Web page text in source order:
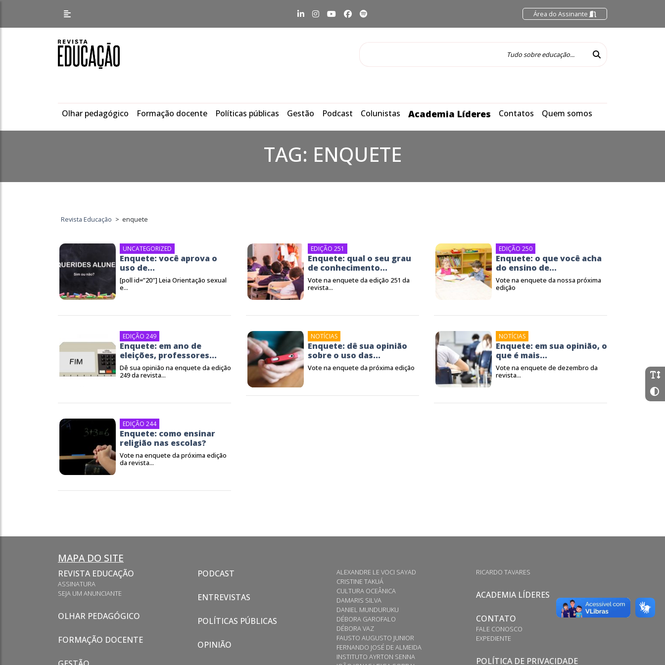
Área do Assinante
Olhar pedagógico Formação docente Políticas públicas Gestão Podcast Colunistas Academia Líderes Contatos Quem somos
TAG: ENQUETE
Revista Educação > enquete
UNCATEGORIZED
Enquete: você aprova o
uso de...
[poll id=”20″] Leia Orientação sexual
e...
EDIÇÃO 251
Enquete: qual o seu grau
de conhecimento...
Vote na enquete da edição 251 da
revista...
EDIÇÃO 250
Enquete: o que você acha
do ensino de...
Vote na enquete da nossa próxima
edição
EDIÇÃO 249
Enquete: em ano de
eleições, professores...
Dê sua opinião na enquete da edição
249 da revista...
NOTÍCIAS
Enquete: dê sua opinião
sobre o uso das...
Vote na enquete da próxima edição
NOTÍCIAS
Enquete: em sua opinião, o
que é mais...
Vote na enquete de dezembro da
revista...
EDIÇÃO 244
Enquete: como ensinar
religião nas escolas?
Vote na enquete da próxima edição
da revista...
MAPA DO SITE
REVISTA EDUCAÇÃO
ASSINATURA
SEJA UM ANUNCIANTE
OLHAR PEDAGÓGICO
FORMAÇÃO DOCENTE
PODCAST
ENTREVISTAS
POLÍTICAS PÚBLICAS
OPINIÃO
ALEXANDRE LE VOCI SAYAD
CRISTINE TAKUÁ
CULTURA OCEÂNICA
DAMARIS SILVA
DANIEL MUNDURUKU
DÉBORA GAROFALO
DÉBORA VAZ
FAUSTO AUGUSTO JUNIOR
FERNANDO JOSÉ DE ALMEIDA
INSTITUTO AYRTON SENNA
RICARDO TAVARES
ACADEMIA LÍDERES
CONTATO
FALE CONOSCO
EXPEDIENTE
POLÍTICA DE PRIVACIDADE